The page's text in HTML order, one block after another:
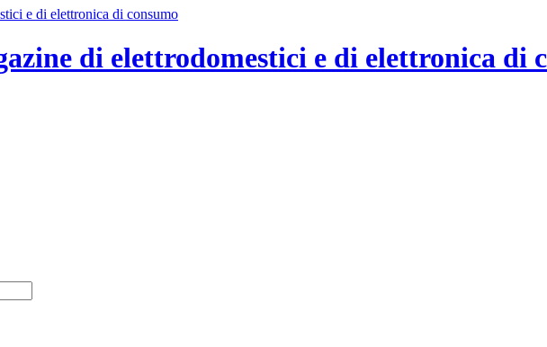
di elettrodomestici e di elettronica di